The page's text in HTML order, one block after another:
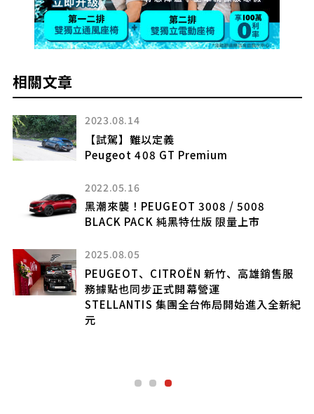
相關文章
2023.08.14
【試駕】難以定義
Peugeot 408 GT Premium
2022.05.16
黑潮來襲！PEUGEOT 3008 / 5008
BLACK PACK 純黑特仕版 限量上市
2025.08.05
PEUGEOT、CITROËN 新竹、高雄銷售服
務據點也同步正式開幕營運
STELLANTIS 集團全台佈局開始進入全新紀
元